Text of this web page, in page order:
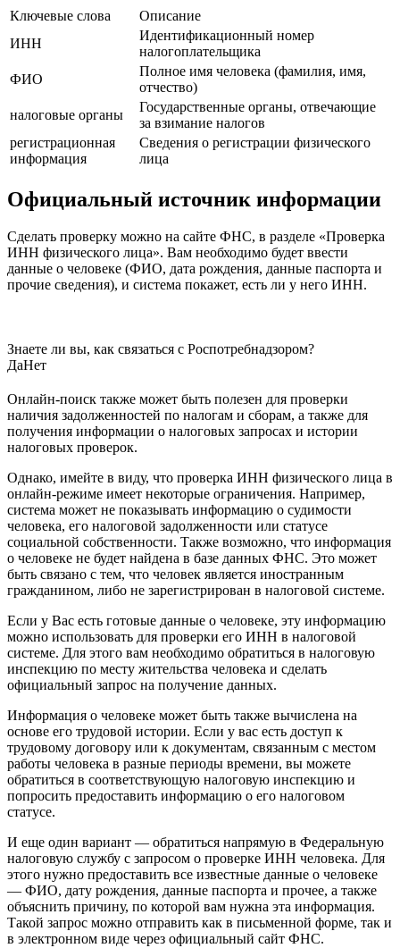
Ключевые слова
Описание
ИНН
Идентификационный номер
налогоплательщика
ФИО
Полное имя человека (фамилия, имя,
отчество)
налоговые органы
Государственные органы, отвечающие
за взимание налогов
регистрационная
информация
Сведения о регистрации физического
лица
Официальный источник информации
Сделать проверку можно на сайте ФНС, в разделе «Проверка
ИНН физического лица». Вам необходимо будет ввести
данные о человеке (ФИО, дата рождения, данные паспорта и
прочие сведения), и система покажет, есть ли у него ИНН.
Знаете ли вы, как связаться с Роспотребнадзором?
ДаНет
Онлайн-поиск также может быть полезен для проверки
наличия задолженностей по налогам и сборам, а также для
получения информации о налоговых запросах и истории
налоговых проверок.
Однако, имейте в виду, что проверка ИНН физического лица в
онлайн-режиме имеет некоторые ограничения. Например,
система может не показывать информацию о судимости
человека, его налоговой задолженности или статусе
социальной собственности. Также возможно, что информация
о человеке не будет найдена в базе данных ФНС. Это может
быть связано с тем, что человек является иностранным
гражданином, либо не зарегистрирован в налоговой системе.
Если у Вас есть готовые данные о человеке, эту информацию
можно использовать для проверки его ИНН в налоговой
системе. Для этого вам необходимо обратиться в налоговую
инспекцию по месту жительства человека и сделать
официальный запрос на получение данных.
Информация о человеке может быть также вычислена на
основе его трудовой истории. Если у вас есть доступ к
трудовому договору или к документам, связанным с местом
работы человека в разные периоды времени, вы можете
обратиться в соответствующую налоговую инспекцию и
попросить предоставить информацию о его налоговом
статусе.
И еще один вариант — обратиться напрямую в Федеральную
налоговую службу с запросом о проверке ИНН человека. Для
этого нужно предоставить все известные данные о человеке
— ФИО, дату рождения, данные паспорта и прочее, а также
объяснить причину, по которой вам нужна эта информация.
Такой запрос можно отправить как в письменной форме, так и
в электронном виде через официальный сайт ФНС.